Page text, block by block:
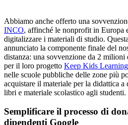
Abbiamo anche offerto una
INCO, affinché le nonprofit in Europa
digitalizzare i materiali di studio.
annunciato la componente finale del
distanza: una sovvenzione da 2
per il loro progetto Keep Kids Learning
nelle scuole pubbliche delle zone più
acquistare il materiale per la didattica
libri e materiale scolastico agli studenti.
Semplificare il processo di
dipendenti Google